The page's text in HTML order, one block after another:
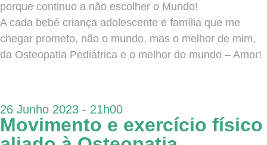
porque continuo a não escolher o Mundo!
A cada bebé criança adolescente e família que me
chegar prometo, não o mundo, mas o melhor de mim,
da Osteopatia Pediátrica e o melhor do mundo – Amor!
26 Junho 2023 - 21h00
Movimento e exercício físico